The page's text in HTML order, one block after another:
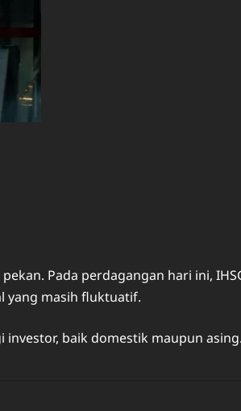
Pada perdagangan hari ini,
yang masih fluktuatif.
baik domestik maupun asing.